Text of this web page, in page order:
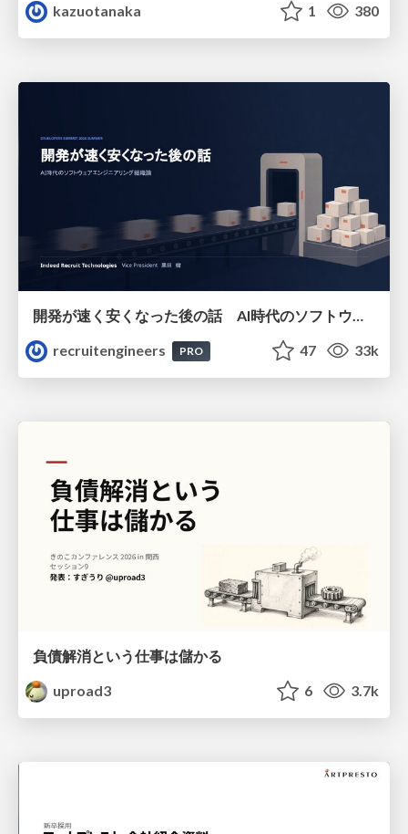
kazuotanaka
1 380
開発が速く安くなった後の話 AI時代のソフトウェアエンジニアリング組織論 #devsumi
recruitengineers
PRO 47 33k
負債解消という仕事は儲かる
uproad3
6 3.7k